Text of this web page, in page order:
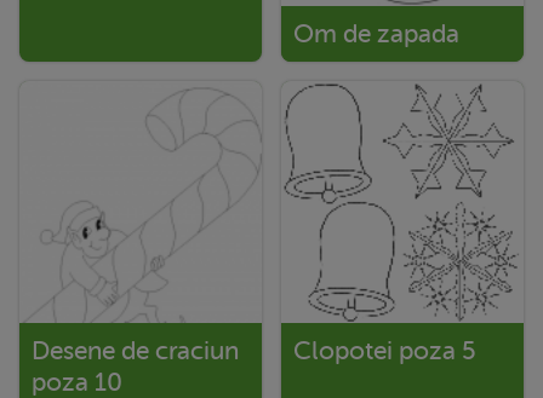
Om de zapada
Desene de craciun
poza 10
Clopotei poza 5